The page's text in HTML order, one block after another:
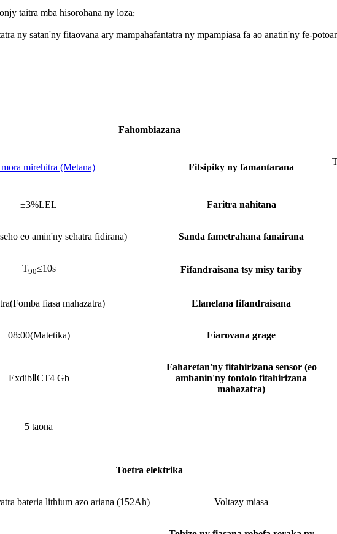
taitra mba hisorohana ny loza;
ny satan'ny fitaovana ary mampahafantatra ny mpampiasa fa ao anatin'ny fe-
Fahombiazana
mirehitra (Metana) Fitsipiky ny famantarana
±3%LEL Faritra nahitana
eo amin'ny sehatra fidirana) Sanda fametrahana fanairana
T90≤10s Fifandraisana tsy misy tariby
(Fomba fiasa mahazatra) Elanelana fifandraisana
08:00(Matetika) Fiarovana grage
ExdibⅡCT4 Gb
Faharetan'ny fitahirizana sensor (eo
ambanin'ny tontolo fitahirizana
mahazatra)
5 taona
Toetra elektrika
bateria lithium azo ariana (152Ah) Voltazy miasa